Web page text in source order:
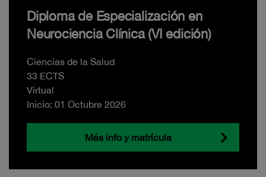
Diploma de Especialización en
Neurociencia Clínica (VI edición)
Ciencias de la Salud
33 ECTS
Virtual
Inicio: 01 Octubre 2026
Más info y matrícula